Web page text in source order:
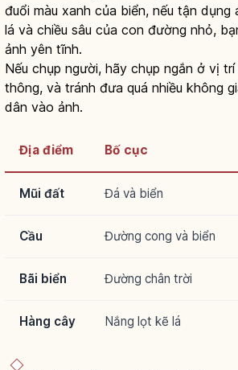
đuổi màu xanh của biển, nếu tận dụng
lá và chiều sâu của con đường nhỏ,
ảnh yên tĩnh.
Nếu chụp người, hãy chụp ngắn ở vị
thông, và tránh đưa quá nhiều không
dân vào ảnh.
Địa điểm Bố cục
Mũi đất Đá và biển
Cầu Đường cong và biển
Bãi biển Đường chân trời
Hàng cây Nắng lọt kẽ lá